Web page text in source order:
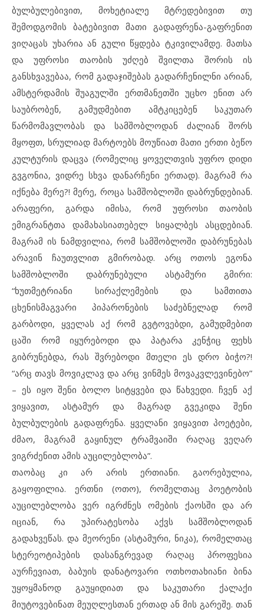
ბულბულებივით, მოხეტიალე მტრედებივით თუ
შემოდგომის ბატებივით მათი გადაფრენა-გაფრენით
ვიღაცას უხარია ან გული წყდება ტკივილამდე. მათსა
და უფროსი თაობის უძღებ შვილთა შორის ის
განსხვავებაა, რომ გადაჯიშებას გადარჩენილნი არიან,
ამსტერდამის შუაგულში ერთმანეთში უცხო ენით არ
საუბრობენ, გამუდმებით ამტკიცებენ საკუთარ
წარმომავლობას და სამშობლოდან ძალიან შორს
მყოფთ, სრულიად მარტოებს მოუწიათ მათი ერთი ბეწო
კულტურის დაცვა (რომელიც ყოველთვის უფრო დიდი
გვგონია, ვიდრე სხვა დანარჩენი ერთად). მაგრამ რა
იქნება მერე?! მერე, როცა სამშობლოში დაბრუნდებიან.
არაფერი, გარდა იმისა, რომ უფროსი თაობის
ემიგრანტთა დამახასიათებელ სიყალბეს ასცდებიან.
მაგრამ ის ნამდვილია, რომ სამშობლოში დაბრუნებას
არავინ ჩაუთვლით გმირობად. არც ოთოს ეგონა
სამშობლოში დაბრუნებული ასტამური გმირი:
“ხუთმეტრიანი სირაქლემების და სამთითა
ცხენისმაგვარი პიპარონების საძებნელად რომ
გარბოდი, ყველას აქ რომ გვტოვებდი, გამუდმებით
ცაში რომ იყურებოდი და პატარა კენჭიც ფეხს
გიბრუნებდა, რას შვრებოდი მთელი ეს დრო ბიჭო?!
“არც თავს მოვიკლავ და არც ვინმეს მოვაკვლევინებო”
– ეს იყო შენი ბოლო სიტყვები და წახვედი. ჩვენ აქ
ვიყავით, ასტამურ და მაგრად გვეკიდა შენი
ბულბულების გადაფრენა. ყველანი ვიყავით პოეტები,
ძმაო, მაგრამ გაყინულ ტრამვაიში რაღაც ვეღარ
ვიგრძენით ამის აუცილებლობა”.
თაობაც კი არ არის ერთიანი. გაორებულია,
გაყოფილია. ერთნი (ოთო), რომელთაც პოეტობის
აუცილებლობა ვერ იგრძნეს ომების ქაოსში და არ
იციან, რა უპირატესობა აქვს სამშობლოდან
გადახვეწას. და მეორენი (ასტამური, ნიკა), რომელთაც
სტერეოტიპების დასანგრევად რაღაც პროფესია
აურჩევიათ, ბაბუის დანატოვარი ოთხოთახიანი ბინა
უყოყმანოდ გაუყიდიათ და საკუთარი ქალაქი
მიუტოვებინათ მეუღლესთან ერთად ან მის გარეშე. თან